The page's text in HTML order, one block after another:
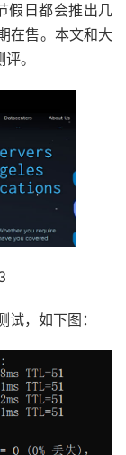
假日都会推出几
在售。本文和大
。
，如下图：